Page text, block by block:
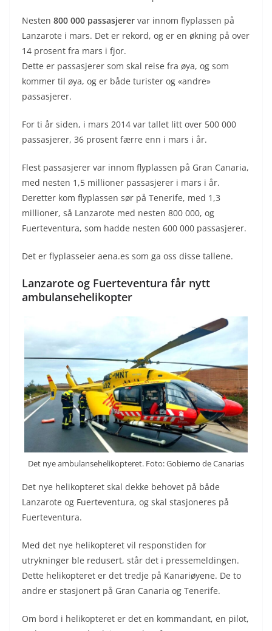
Nesten 800 000 passasjerer var innom flyplassen på
Lanzarote i mars. Det er rekord, og er en økning på over
14 prosent fra mars i fjor.
Dette er passasjerer som skal reise fra øya, og som
kommer til øya, og er både turister og «andre»
passasjerer.
For ti år siden, i mars 2014 var tallet litt over 500 000
passasjerer, 36 prosent færre enn i mars i år.
Flest passasjerer var innom flyplassen på Gran Canaria,
med nesten 1,5 millioner passasjerer i mars i år.
Deretter kom flyplassen sør på Tenerife, med 1,3
millioner, så Lanzarote med nesten 800 000, og
Fuerteventura, som hadde nesten 600 000 passasjerer.
Det er flyplasseier aena.es som ga oss disse tallene.
Lanzarote og Fuerteventura får nytt
ambulansehelikopter
Det nye ambulansehelikopteret. Foto: Gobierno de Canarias
Det nye helikopteret skal dekke behovet på både
Lanzarote og Fuerteventura, og skal stasjoneres på
Fuerteventura.
Med det nye helikopteret vil responstiden for
utrykninger ble redusert, står det i pressemeldingen.
Dette helikopteret er det tredje på Kanariøyene. De to
andre er stasjonert på Gran Canaria og Tenerife.
Om bord i helikopteret er det en kommandant, en pilot,